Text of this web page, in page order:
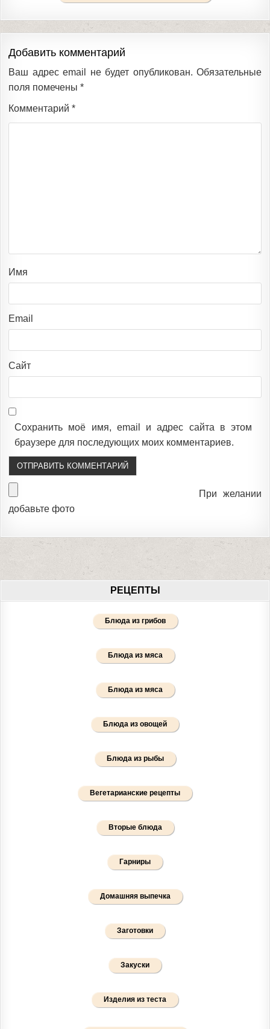
Добавить комментарий
Ваш адрес email не будет опубликован. Обязательные
поля помечены *
Комментарий *
Имя
Email
Сайт
Сохранить моё имя, email и адрес сайта в этом
браузере для последующих моих комментариев.
При желании
добавьте фото
РЕЦЕПТЫ
Блюда из грибов
Блюда из мяса
Блюда из мяса
Блюда из овощей
Блюда из рыбы
Вегетарианские рецепты
Вторые блюда
Гарниры
Домашняя выпечка
Заготовки
Закуски
Изделия из теста